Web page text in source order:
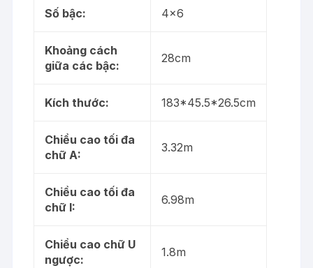
Số bậc: 4×6
Khoảng cách
giữa các bậc:
28cm
Kích thước: 183*45.5*26.5cm
Chiều cao tối đa
chữ A:
3.32m
Chiều cao tối đa
chữ I:
6.98m
Chiều cao chữ U
ngược:
1.8m